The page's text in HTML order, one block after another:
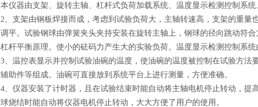
本仪器由支架、旋转主轴、杠杆式负荷加载系统、温度显示检测控制系统
2、支架由钢板焊接而成，考虑到试验负荷大，主轴转速高，支架的重量
调平。试验钢球由弹簧夹头夹持安装在旋转主轴上，钢球的径向跳动符
杠杆平衡原理。使小的砝码力产生大的实验负荷。温度显示检测控制系统
3、温控表显示并控制试验油碗的温度，使油碗的温度被控制在试验方法
辅助件等组成。油碗可直接放到系统平台上进行测量，方便准确。
4、仪器安装了计时器，且在试验结束时能自动将主轴电机停止转动，提
球烧结时能自动将仪器电机停止转动，大大方便了用户的使用。